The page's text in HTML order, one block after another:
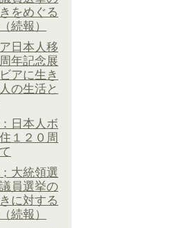
をめぐる
続報）
日本人移
年記念展
アに生き
の生活と
日本人ボ
１２０周
大統領選
員選挙の
に対する
続報）